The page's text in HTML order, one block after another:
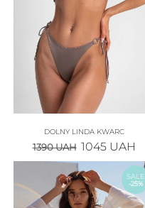
DOLNY LINDA KWARC
1390UAH 1045 UAH
SALE
-25%